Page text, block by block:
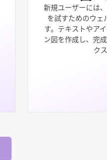
新規ユーザーには
を試すためのウェ
す。テキストやア
ン図を作成し、完
ク